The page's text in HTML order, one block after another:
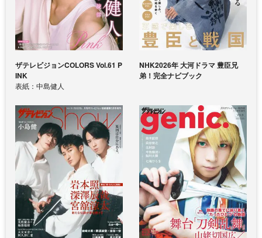
ザテレビジョンCOLORS Vol.61 P
INK
表紙：中島健人
NHK2026年 大河ドラマ 豊臣兄
弟！完全ナビブック